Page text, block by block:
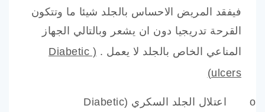
فيفقد المريض الاحساس بالجلد شيئا ما وتتكون
القرحة تدريجيا دون ان يشعر وبالتالي الجهاز
المناعي الخاص بالجلد لا يعمل . (
Diabetic
ulcers
)
o اعتلال الجلد السكري (Diabetic